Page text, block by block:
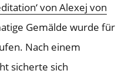
von Alexej von
Gemälde wurde für
Nach einem
sicherte sich